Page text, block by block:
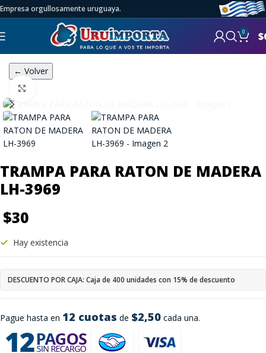
Empresa orgullosamente uruguaya.
0 $
← Volver
TRAMPA PARA RATON DE MADERA
LH-3969
$30
Pague hasta en 12 cuotas de $2,50 cada una.
Hay existencia
DESCUENTO POR CAJA: Caja de 400 unidades con 15% de descuento